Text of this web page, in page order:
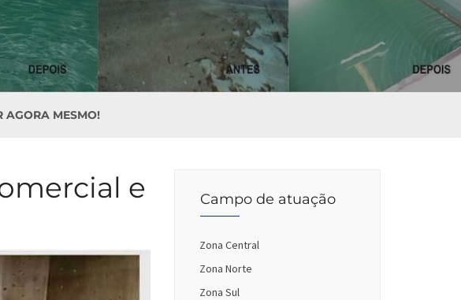
AGORA MESMO!
Campo de atuação
Zona Central
Zona Norte
Zona Sul
e